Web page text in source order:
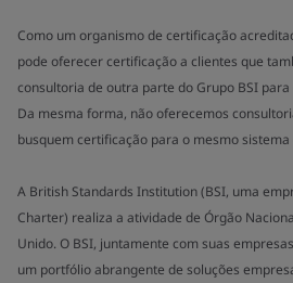
Como um organismo de certificação
pode oferecer certificação a clientes que
consultoria de outra parte do Grupo BSI
Da mesma forma, não oferecemos
busquem certificação para o mesmo sistema
A British Standards Institution (BSI, uma
Charter) realiza a atividade de Órgão
Unido. O BSI, juntamente com suas
um portfólio abrangente de soluções